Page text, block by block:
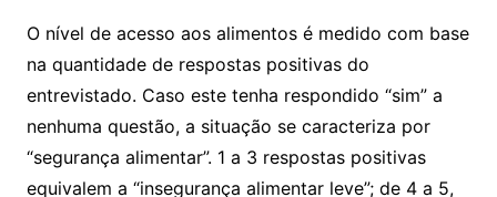
O nível de acesso aos alimentos é medido com base
na quantidade de respostas positivas do
entrevistado. Caso este tenha respondido “sim” a
nenhuma questão, a situação se caracteriza por
“segurança alimentar”. 1 a 3 respostas positivas
equivalem a “insegurança alimentar leve”; de 4 a 5,